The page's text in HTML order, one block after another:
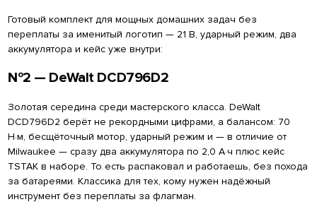
Готовый комплект для мощных домашних задач без
переплаты за именитый логотип — 21 В, ударный режим, два
аккумулятора и кейс уже внутри:
№2 — DeWalt DCD796D2
Золотая середина среди мастерского класса. DeWalt
DCD796D2 берёт не рекордными цифрами, а балансом: 70
Н·м, бесщёточный мотор, ударный режим и — в отличие от
Milwaukee — сразу два аккумулятора по 2,0 А·ч плюс кейс
TSTAK в наборе. То есть распаковал и работаешь, без похода
за батареями. Классика для тех, кому нужен надёжный
инструмент без переплаты за флагман.